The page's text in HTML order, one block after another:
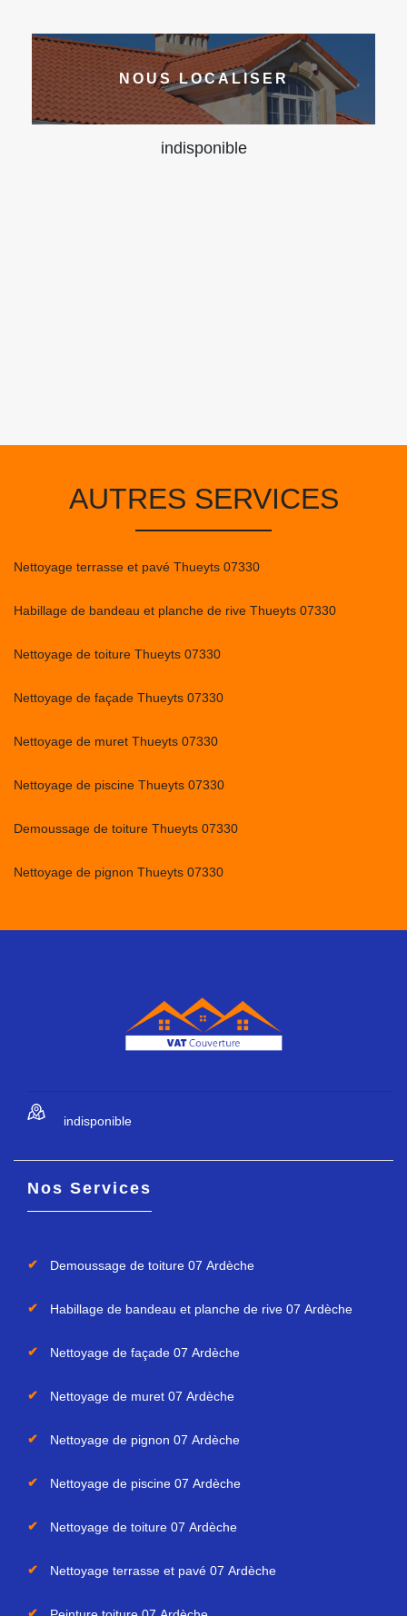
NOUS LOCALISER
indisponible
AUTRES SERVICES
Nettoyage terrasse et pavé Thueyts 07330
Habillage de bandeau et planche de rive Thueyts 07330
Nettoyage de toiture Thueyts 07330
Nettoyage de façade Thueyts 07330
Nettoyage de muret Thueyts 07330
Nettoyage de piscine Thueyts 07330
Demoussage de toiture Thueyts 07330
Nettoyage de pignon Thueyts 07330
indisponible
Nos Services
Demoussage de toiture 07 Ardèche
Habillage de bandeau et planche de rive 07 Ardèche
Nettoyage de façade 07 Ardèche
Nettoyage de muret 07 Ardèche
Nettoyage de pignon 07 Ardèche
Nettoyage de piscine 07 Ardèche
Nettoyage de toiture 07 Ardèche
Nettoyage terrasse et pavé 07 Ardèche